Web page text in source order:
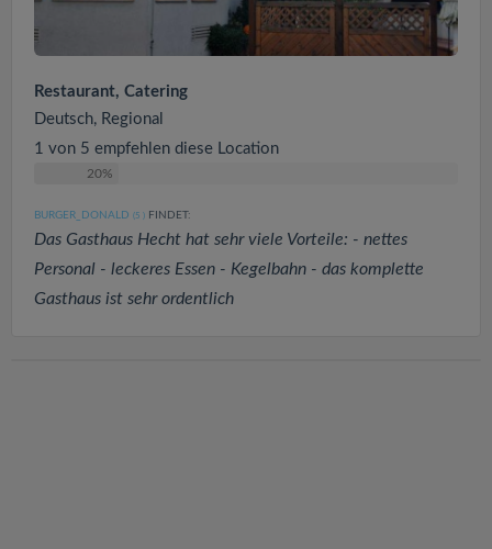
Restaurant, Catering
Deutsch, Regional
1 von 5 empfehlen diese Location
20%
BURGER_DONALD (5 ) FINDET:
Das Gasthaus Hecht hat sehr viele Vorteile: - nettes
Personal - leckeres Essen - Kegelbahn - das komplette
Gasthaus ist sehr ordentlich